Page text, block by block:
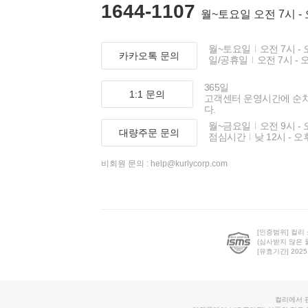
1644-1107 월~토요일 오전 7시 -
카카오톡 문의
월~토요일
오전 7시 -
일/공휴일
오전 7시 -
1:1 문의
365일
고객센터 운영시간에 순
다.
대량주문 문의
월~금요일
오전 9시 -
점심시간
낮 12시 - 오
비회원 문의 : help@kurlycorp.com
[인증범위] 컬리
(심사받지 않은
[유효기간]
컬리에서